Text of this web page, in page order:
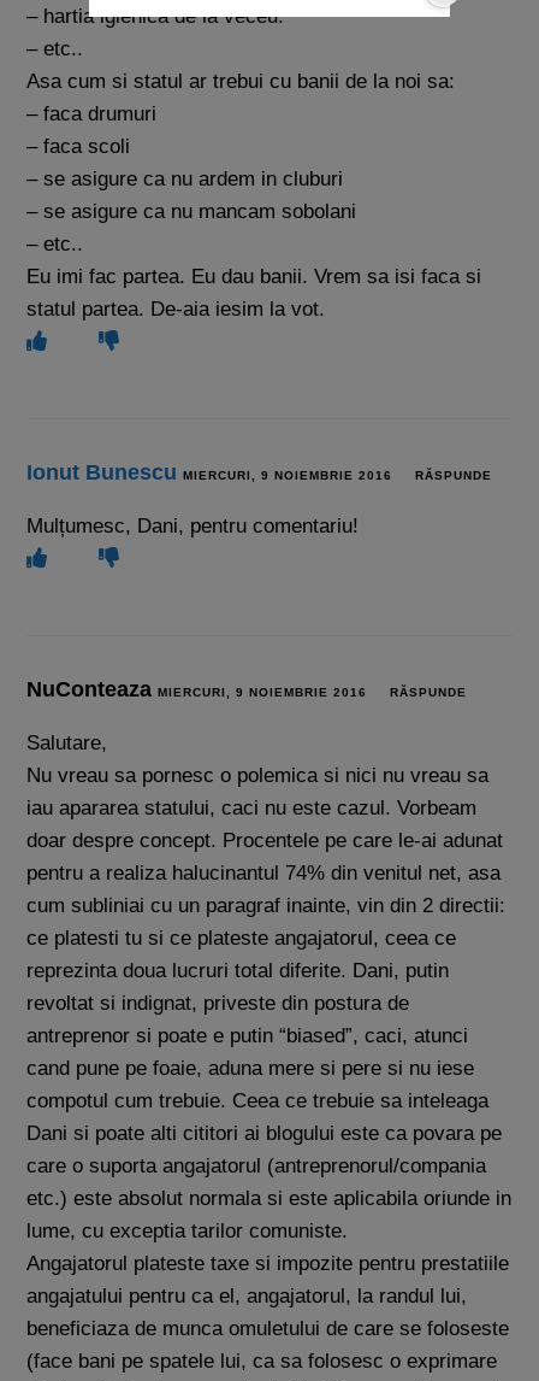
– hartia igienica de la veceu.
– etc..
Asa cum si statul ar trebui cu banii de la noi sa:
– faca drumuri
– faca scoli
– se asigure ca nu ardem in cluburi
– se asigure ca nu mancam sobolani
– etc..
Eu imi fac partea. Eu dau banii. Vrem sa isi faca si
statul partea. De-aia iesim la vot.
Ionut Bunescu MIERCURI, 9 NOIEMBRIE 2016 RĂSPUNDE
Mulțumesc, Dani, pentru comentariu!
NuConteazaMIERCURI, 9 NOIEMBRIE 2016 RĂSPUNDE
Salutare,
Nu vreau sa pornesc o polemica si nici nu vreau sa
iau apararea statului, caci nu este cazul. Vorbeam
doar despre concept. Procentele pe care le-ai adunat
pentru a realiza halucinantul 74% din venitul net, asa
cum subliniai cu un paragraf inainte, vin din 2 directii:
ce platesti tu si ce plateste angajatorul, ceea ce
reprezinta doua lucruri total diferite. Dani, putin
revoltat si indignat, priveste din postura de
antreprenor si poate e putin “biased”, caci, atunci
cand pune pe foaie, aduna mere si pere si nu iese
compotul cum trebuie. Ceea ce trebuie sa inteleaga
Dani si poate alti cititori ai blogului este ca povara pe
care o suporta angajatorul (antreprenorul/compania
etc.) este absolut normala si este aplicabila oriunde in
lume, cu exceptia tarilor comuniste.
Angajatorul plateste taxe si impozite pentru prestatiile
angajatului pentru ca el, angajatorul, la randul lui,
beneficiaza de munca omuletului de care se foloseste
(face bani pe spatele lui, ca sa folosesc o exprimare